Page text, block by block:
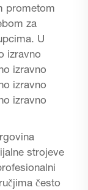
prometom
za
U
izravno
izravno
izravno
izravno
strojeve
često